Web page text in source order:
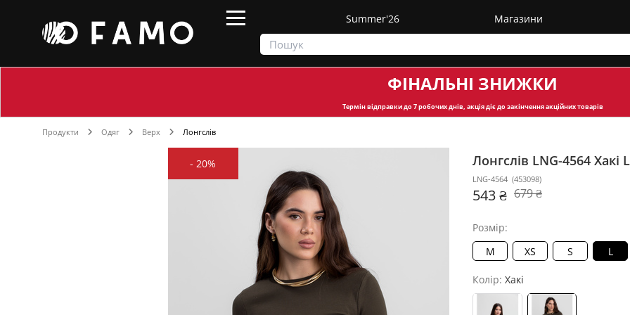
Summer'26 Магазини
ФІНАЛЬНІ ЗНИЖКИ
Термін відправкидо 7 робочих днів, акція діє до закінчення акційних товарів
Продукти Одяг Верх Лонгслів
-20% Лонгслів LNG-4564 Хакі L
LNG-4564 (453098)
543 ₴ 679 ₴
Розмір:
M
XS S L
Колір: Хакі